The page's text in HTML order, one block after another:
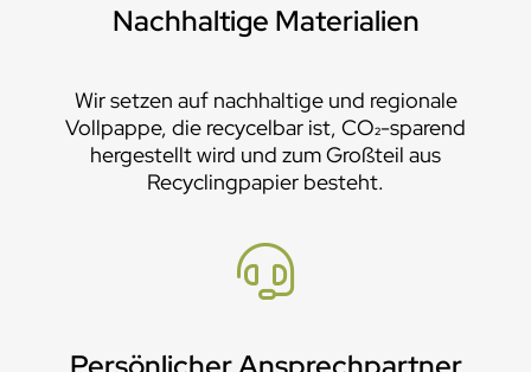
Nachhaltige Materialien
Wir setzen auf nachhaltige und regionale
Vollpappe, die recycelbar ist, CO₂-sparend
hergestellt wird und zum Großteil aus
Recyclingpapier besteht.